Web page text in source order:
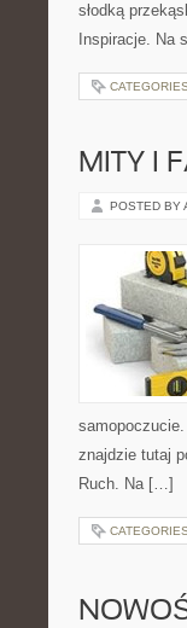
słodką
Inspiracje. Na
MITY I
POSTED BY
znajdzie tutaj
Ruch. Na […]